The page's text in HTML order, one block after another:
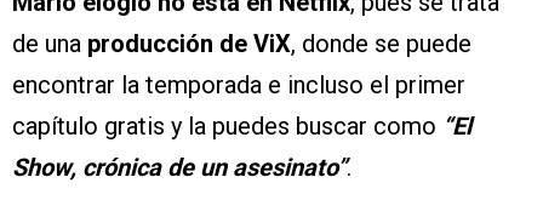
de una producción de ViX, donde se puede
encontrar la temporada e incluso el primer
capítulo gratis y la puedes buscar como “El
Show, crónica de un asesinato”.